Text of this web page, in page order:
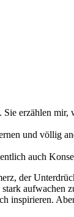
erzählen mir,
und völlig
auch
der
aufwachen
inspirieren.